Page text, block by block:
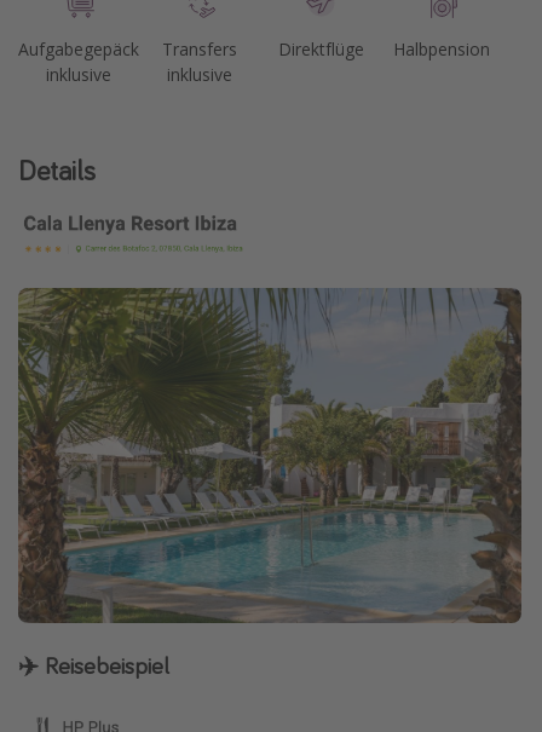
Aufgabegepäck
inklusive
Transfers
inklusive
Direktflüge Halbpension
Details
✈️ Reisebeispiel